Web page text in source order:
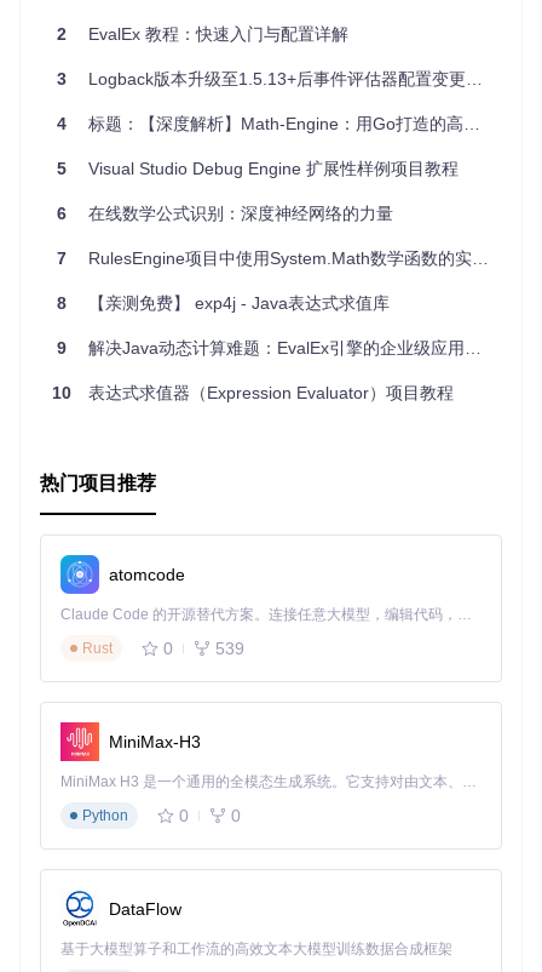
易于集成：可直接通过npm或bower安装，简单几行代码
扩展性好：允许添加自定义的运算符和函数，满足个性化
并运行自己的数学表达式。
安装与使用
使用npm安装：
或在浏览器环境中使用Bower：
然后按照提供的示例进行使用，只需创建Mexp对象，调用eva
l方法即可。
总之，无论您是学生、教师，还是软件开发人员，math-expre
ssion-evaluator都将极大地提升您的数学计算体验。让我们一
起探索这个库的强大功能，让数学计算变得既简单又有趣！
2 EvalEx 教程：快速入门与配置详解
3 Logback版本升级至1.5.13+后事件评估器配置变更解析
4 标题：【深度解析】Math-Engine：用Go打造的高效数学计算引擎
5 Visual Studio Debug Engine 扩展性样例项目教程
6 在线数学公式识别：深度神经网络的力量
7 RulesEngine项目中使用System.Math数学函数的实践指南
8 【亲测免费】 exp4j - Java表达式求值库
9 解决Java动态计算难题：EvalEx引擎的企业级应用指南
10 表达式求值器（Expression Evaluator）项目教程
热门项目推荐
atomcode
Claude Code 的开源替代方案。连接任意大模型，编辑代码，运行命令，自动验证 — 全自动执行。用 Rust 构建，极致性能。 ｜ An open-source alternative to Claude Code. Connect any LLM, edit code, run commands, and verify changes — autonomously. Built in Rust for speed. Get Started
Rust
0 539
MiniMax-H3
MiniMax H3 是一个通用的全模态生成系统。它支持对由文本、图像、视频和音频组成的多模态上下文进行统一理解，并能生成分辨率高达 2K、时长可达 15 秒的带原生立体声音频的视频。得益于面向任务泛化的系统设计，H3 在预训练阶段就已具备广泛的多模态上下文理解与生成能力，能够出色地执行复杂的多模态指令。
Python
0 0
DataFlow
基于大模型算子和工作流的高效文本大模型训练数据合成框架